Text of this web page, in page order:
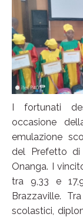
I fortunati
occasione
emulazione
del Prefetto di
Onanga. I
tra 9,33 e
Brazzaville.
scolastici,